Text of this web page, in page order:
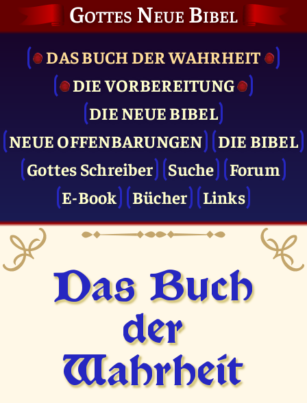
Gottes Neue Bibel
DAS BUCH DER WAHRHEIT
DIE VOR­BEREITUNG
DIE NEUE BIBEL
NEUE OFFENBARUNGEN
DIE BIBEL
Gottes Schreiber
Suche
Forum
E-Book
Bücher Links
Das Buch
der
Wahrheit